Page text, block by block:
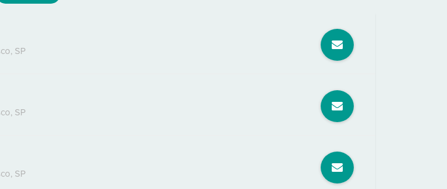
, SP
, SP
, SP